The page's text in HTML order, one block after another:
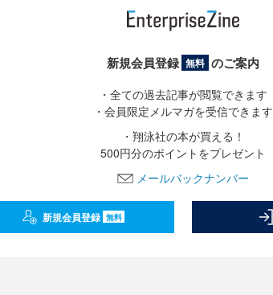
新規会員登録 無料 のご案内
・全ての過去記事が閲覧できます
・会員限定メルマガを受信できます
・翔泳社の本が買える！
500円分のポイントをプレゼント
メールバックナンバー
新規会員登録 無料